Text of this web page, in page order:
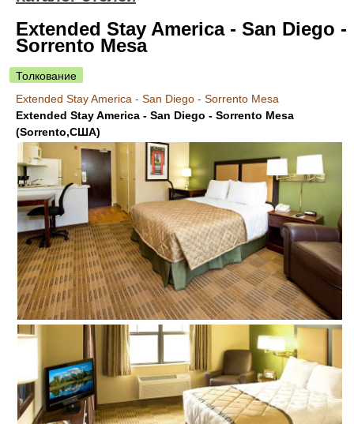
Extended Stay America - San Diego -
Sorrento Mesa
Толкование
Extended Stay America - San Diego - Sorrento Mesa
Extended Stay America - San Diego - Sorrento Mesa
(Sorrento,США)